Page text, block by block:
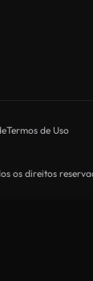
Termos de Uso
os direitos